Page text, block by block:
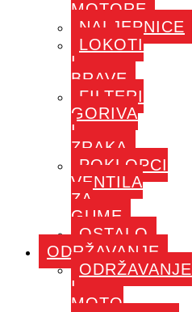
MOTORE
NALJEPNICE
LOKOTI
I
BRAVE
FILTERI
GORIVA
I
ZRAKA
POKLOPCI
VENTILA
ZA
GUME
OSTALO
ODRŽAVANJE
ODRŽAVANJE
I
MOTO